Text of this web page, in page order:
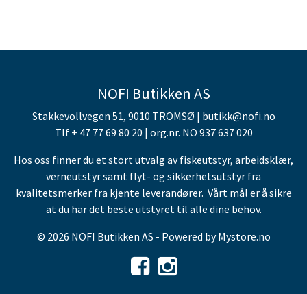
NOFI Butikken AS
Stakkevollvegen 51, 9010 TROMSØ | butikk@nofi.no
Tlf + 47 77 69 80 20 | org.nr. NO 937 637 020
Hos oss finner du et stort utvalg av fiskeutstyr, arbeidsklær,
verneutstyr samt flyt- og sikkerhetsutstyr fra
kvalitetsmerker fra kjente leverandører. Vårt mål er å sikre
at du har det beste utstyret til alle dine behov.
© 2026 NOFI Butikken AS - Powered byMystore.no